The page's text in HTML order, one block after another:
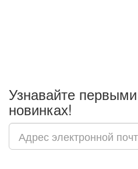
Узнавайте
новинках!